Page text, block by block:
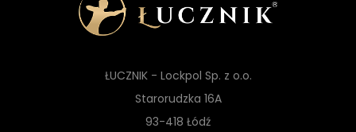
ŁUCZNIK - Lockpol Sp. z o.o.
Starorudzka 16A
93-418 Łódź